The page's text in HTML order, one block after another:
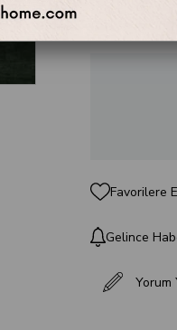
Favorilere
Gelince
Yorum